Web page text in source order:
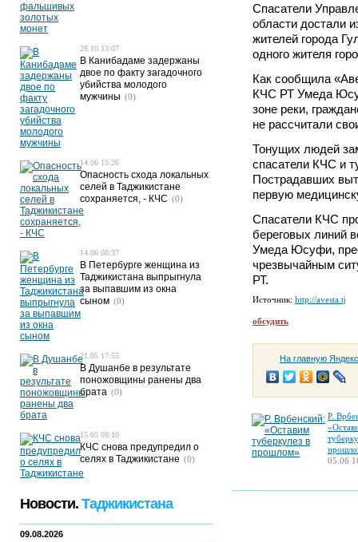
Спасатели
области достали
жителей города
одного жителя
Как сообщила
КЧС РТ Умеда
зоне реки,
не рассчитали
Тонущих людей
спасатели КЧС и
Пострадавших
первую
Спасатели КЧС
береговых линий
Умеда Юсуфи,
чрезвычайным
РТ.
Источник: http://avesta.tj
обсудить
На главную
Р.
05.06
28.10 13:07
В Канибадаме задержаны
двое по факту загадочного
убийства молодого
мужчины (0)
14.06 15:26
Опасность схода локальных
селей в Таджикистане
сохраняется, - КЧС (0)
14.06 08:37
В Петербурге женщина из
Таджикистана выпрыгнула
за выпавшим из окна
сыном (0)
21.05 17:55
В Душанбе в результате
поножовщины ранены два
брата (0)
15.05 08:10
КЧС снова предупредил о
селях в Таджикистане (0)
Новости. Таджикистана
09.08.2026